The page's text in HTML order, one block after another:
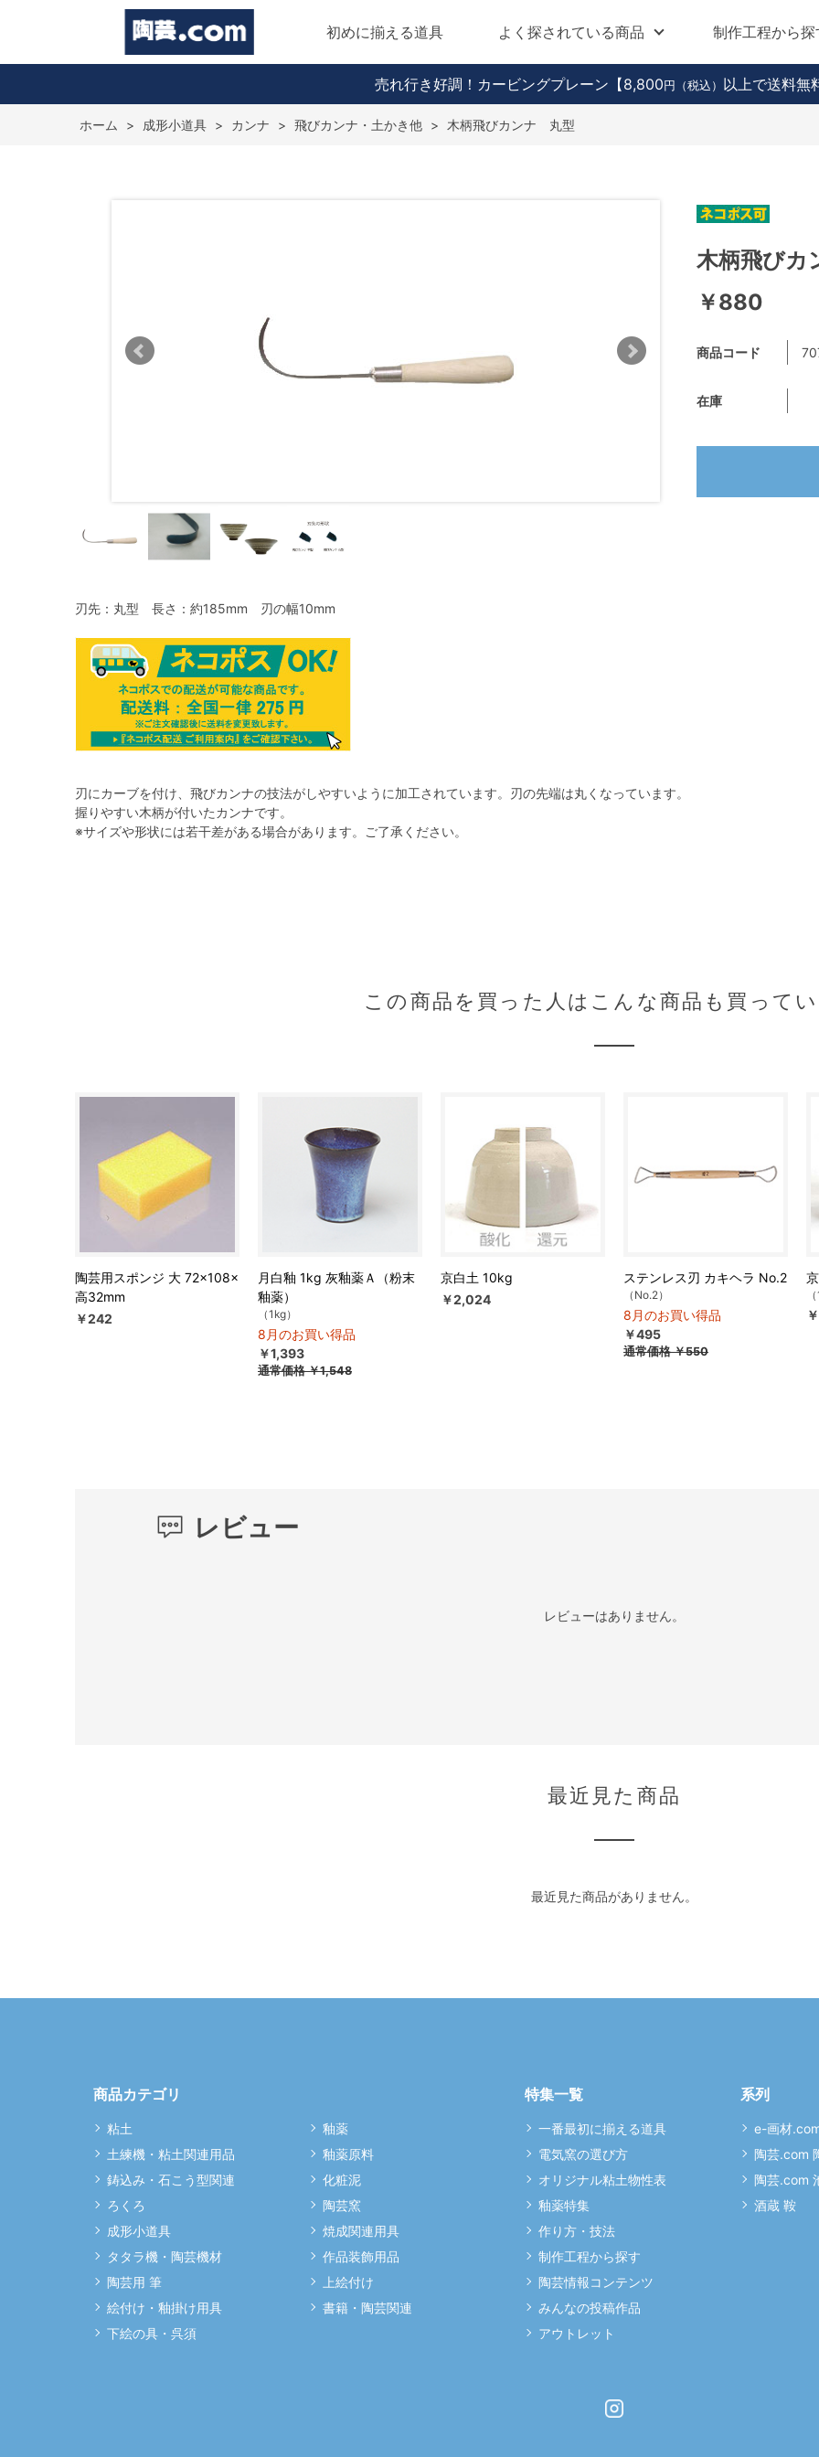
初めに揃える道具 よく探されている商品 制作工程から探
売れ行き好調！カービングプレーン 【8,800 円（税込） 以上で送料無
ホーム > 成形小道具 > カンナ > 飛びカンナ・土かき他 > 木柄飛びカンナ 丸型
刃先：丸型 長さ：約185mm 刃の幅10mm
刃にカーブを付け、飛びカンナの技法がしやすいように加工されています。刃の先端は丸くなっています。
握りやすい木柄が付いたカンナです。
※サイズや形状には若干差がある場合があります。ご了承ください。
木柄飛び
￥880
商品コード
在庫
この商品を買った人はこんな商品も買って
陶芸用スポンジ 大 72×108×
高32mm
￥242
月白釉 1kg 灰釉薬Ａ（粉末
釉薬）
（1kg）
8月のお買い得品
￥1,393
通常価格￥1,548
京白土 10kg
￥2,024
ステンレス刃 カキヘラ No.2
（No.2）
8月のお買い得品
￥495
通常価格￥550
レビュー
レビューはありません。
最近見た商品
最近見た商品がありません。
商品カテゴリ
粘土
土練機・粘土関連用品
鋳込み・石こう型関連
ろくろ
成形小道具
タタラ機・陶芸機材
陶芸用 筆
絵付け・釉掛け用具
下絵の具・呉須
釉薬
釉薬原料
化粧泥
陶芸窯
焼成関連用具
作品装飾用品
上絵付け
書籍・陶芸関連
特集一覧
一番最初に揃える道具
電気窯の選び方
オリジナル粘土物性表
釉薬特集
作り方・技法
制作工程から探す
陶芸情報コンテンツ
みんなの投稿作品
アウトレット
系列
e-画材
陶芸.com
陶芸.com
酒蔵 鞍